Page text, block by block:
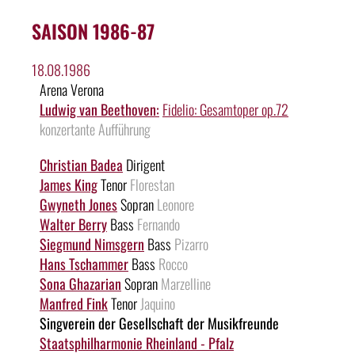
SAISON 1986-87
18.08.1986
Arena Verona
Ludwig van Beethoven: Fidelio: Gesamtoper op.72
konzertante Aufführung
Christian Badea Dirigent
James KingTenorFlorestan
Gwyneth JonesSopranLeonore
Walter BerryBass Fernando
Siegmund Nimsgern Bass Pizarro
Hans TschammerBass Rocco
Sona GhazarianSopranMarzelline
Manfred FinkTenor Jaquino
Singverein der Gesellschaft der Musikfreunde
Staatsphilharmonie Rheinland - Pfalz